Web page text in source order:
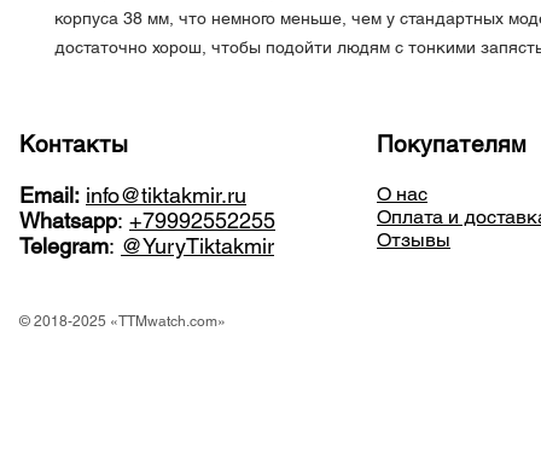
корпуса 38 мм, что немного меньше, чем у стандартных
достаточно хорош, чтобы подойти людям с тонкими
Контакты
Email: info@tiktakmir.ru
Whatsapp: +79992552255
Telegram: @YuryTiktakmir
Покупателям
О нас
Оплата и
Отзывы
© 2018-2025 «TTMwatch.com»